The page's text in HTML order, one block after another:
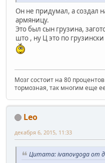
Он не придумал, а создал
армяницу.
Это был сын грузина,
што , ну Ц это по
Мозг состоит на 80
тормозная, так многим еще
Leo
декабря 6, 2015, 11:33
Цитата: ivanovgoga от